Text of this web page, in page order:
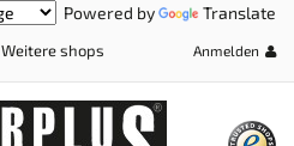
Powered by Translate
Weitere shops Anmelden